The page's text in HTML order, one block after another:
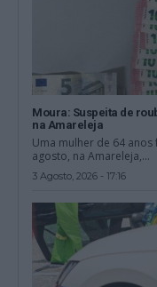
Moura: Suspeita de
na Amareleja
Uma mulher de 64
agosto, na Amareleja,...
3 Agosto, 2026 - 17:16